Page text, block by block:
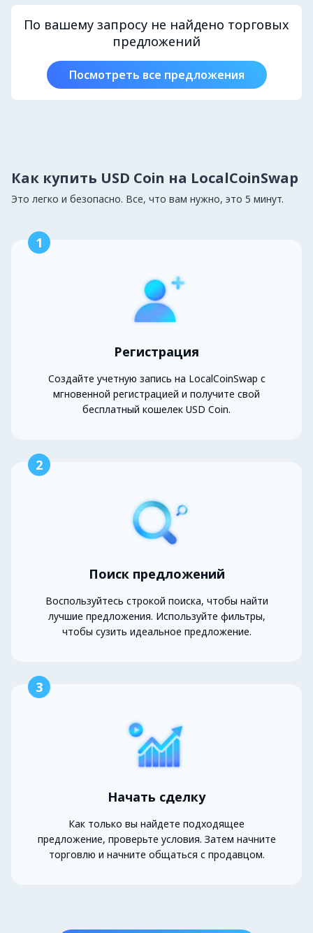
По вашему запросу не найдено торговых
предложений
Посмотреть все предложения
Как купить USD Coin на LocalCoinSwap
Это легко и безопасно. Все, что вам нужно, это 5 минут.
1
Регистрация
Создайте учетную запись на LocalCoinSwap с
мгновенной регистрацией и получите свой
бесплатный кошелек USD Coin.
2
Поиск предложений
Воспользуйтесь строкой поиска, чтобы найти
лучшие предложения. Используйте фильтры,
чтобы сузить идеальное предложение.
3
Начать сделку
Как только вы найдете подходящее
предложение, проверьте условия. Затем начните
торговлю и начните общаться с продавцом.